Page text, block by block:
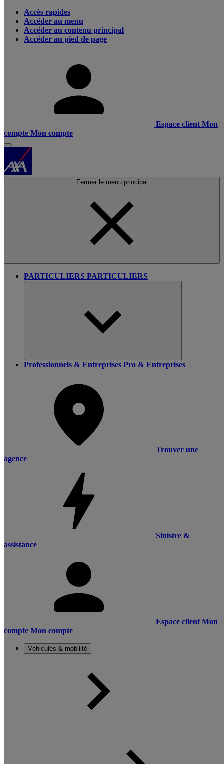
Accès rapides
Accéder au menu
Accéder au contenu principal
Accéder au pied de page
Espace client Mon
compte Mon compte
Fermer le menu principal
PARTICULIERS PARTICULIERS
Professionnels & Entreprises Pro & Entreprises
Trouver une
agence
Sinistre &
assistance
Espace client Mon
compte Mon compte
Véhicules & mobilité